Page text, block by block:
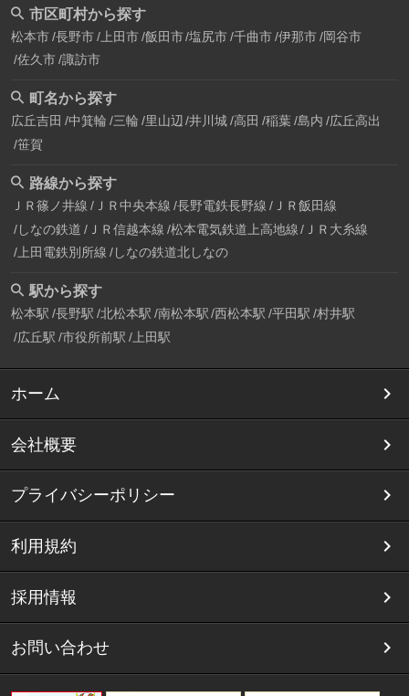
市区町村から探す
松本市 長野市 上田市 飯田市 塩尻市 千曲市 伊那市 岡谷市
佐久市 諏訪市
町名から探す
広丘吉田 中箕輪 三輪 里山辺 井川城 高田 稲葉 島内 広丘高出
笹賀
路線から探す
ＪＲ篠ノ井線 ＪＲ中央本線 長野電鉄長野線 ＪＲ飯田線
しなの鉄道 ＪＲ信越本線 松本電気鉄道上高地線
ＪＲ大糸線
上田電鉄別所線 しなの鉄道北しなの
駅から探す
松本駅 長野駅 北松本駅 南松本駅 西松本駅 平田駅 村井駅
広丘駅 市役所前駅 上田駅
ホーム
会社概要
プライバシーポリシー
利用規約
採用情報
お問い合わせ